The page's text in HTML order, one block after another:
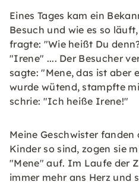
Eines Tages kam ein
Besuch und wie es so
fragte: "Wie heißt Du
"Irene" .... Der Besucher
sagte: "Mene, das ist aber
wurde wütend, stampfte
schrie: "Ich heiße Irene!"
Meine Geschwister
Kinder so sind, zogen sie
"Mene" auf. Im Laufe der
immer mehr ans Herz und